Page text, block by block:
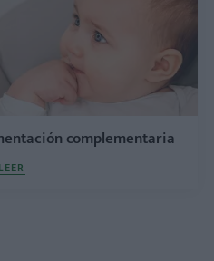
complementaria
LEER